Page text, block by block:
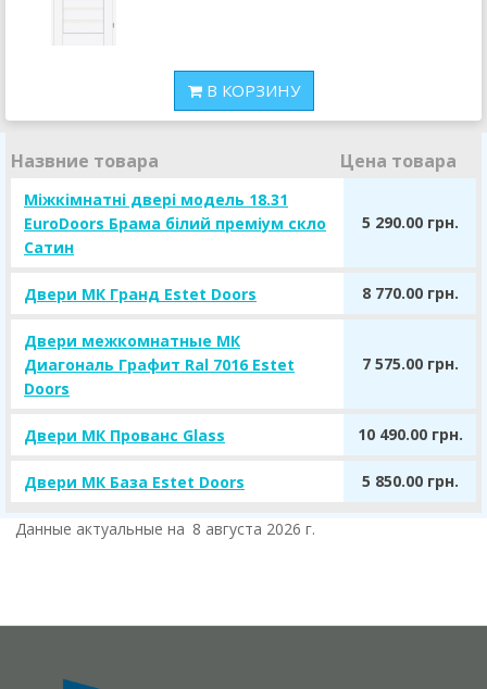
Назвние товара Цена товара
Міжкімнатні двері модель 18.31
EuroDoors Брама білий преміум скло
Сатин
5 290.00 грн.
Двери МК Гранд Estet Doors 8 770.00 грн.
Двери межкомнатные МК
Диагональ Графит Ral 7016 Estet
Doors
7 575.00 грн.
Двери МК Прованс Glass 10 490.00 грн.
Двери МК База Estet Doors 5 850.00 грн.
В КОРЗИНУ
Данные актуальные на 8 августа 2026 г.